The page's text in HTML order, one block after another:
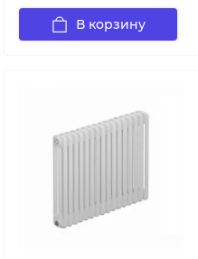
В корзину